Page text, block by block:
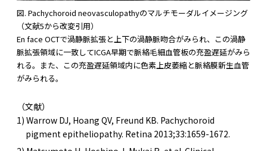
図. Pachychoroid neovasculopathyのマルチモーダルイメージング
（文献5から改変引用）
En face OCTで渦静脈拡張と上下の渦静脈吻合がみられ、この渦静
脈拡張領域に一致してICGA早期で脈絡毛細血管板の充盈遅延がみら
れる。また、この充盈遅延領域内に色素上皮萎縮と脈絡膜新生血管
がみられる。
（文献）
1) Warrow DJ, Hoang QV, Freund KB. Pachychoroid
pigment epitheliopathy. Retina 2013;33:1659-1672.